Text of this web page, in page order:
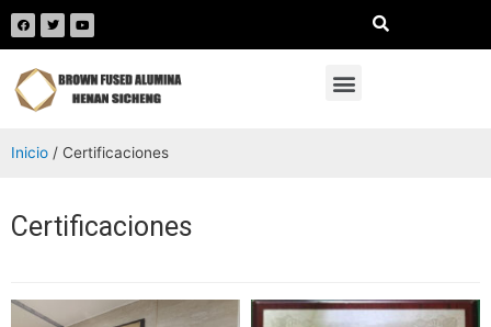
Inicio / Certificaciones
Certificaciones